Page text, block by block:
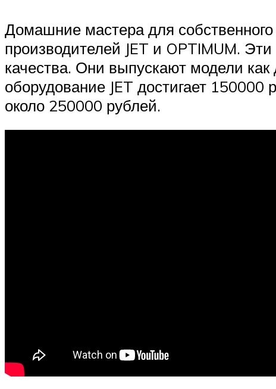
Домашние мастера для
производителей JET и OPTIMUM.
качества. Они выпускают модели
оборудование JET достигает 150000
около 250000 рублей.